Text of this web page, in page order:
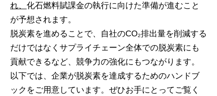
れ、 化石燃料賦課金の執行に向けた準備が進むこと
が予想されます。
脱炭素を進めることで、自社のCO₂排出量を削減する
だけではなくサプライチェーン全体での脱炭素にも
貢献できるなど、競争力の強化にもつながります。
以下では、企業が脱炭素を達成するためのハンドブ
ックをご用意しています。ぜひお手にとってご覧く